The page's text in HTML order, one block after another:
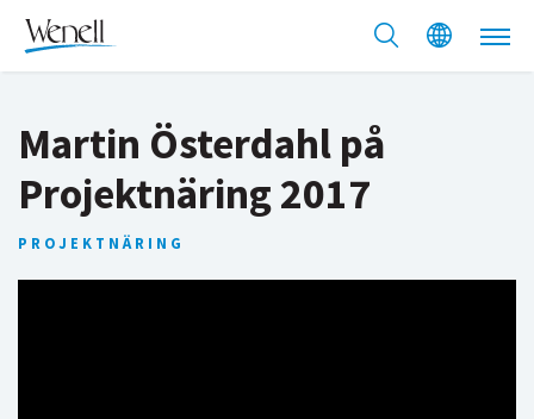
Martin Österdahl på
Projektnäring 2017
PROJEKTNÄRING